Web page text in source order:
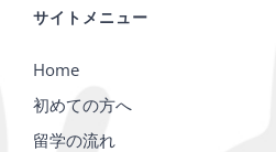
サイトメニュー
Home
初めての方へ
留学の流れ